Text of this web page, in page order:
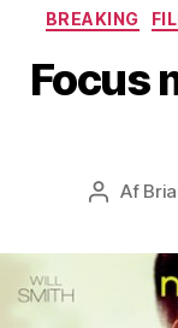
BREAKING
Focus
Af